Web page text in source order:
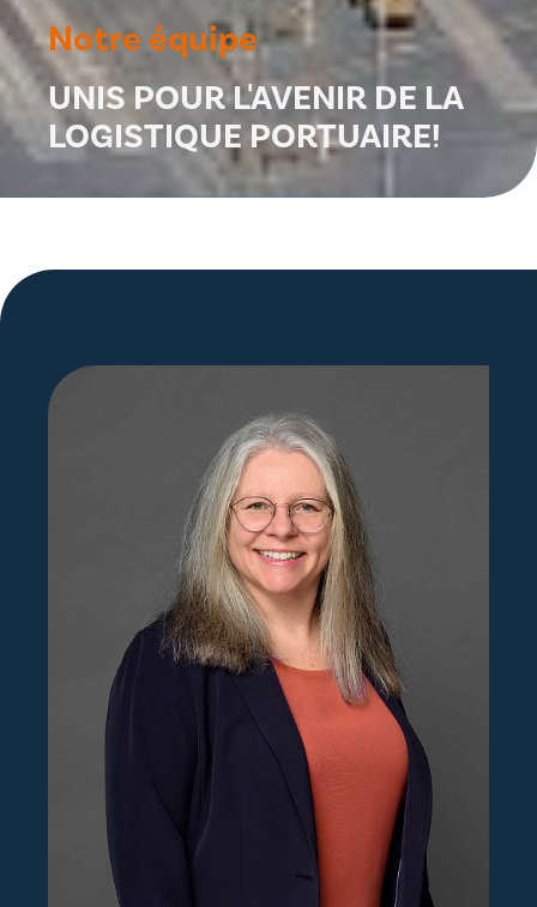
Notre équipe
UNIS POUR L'AVENIR DE LA
LOGISTIQUE PORTUAIRE!